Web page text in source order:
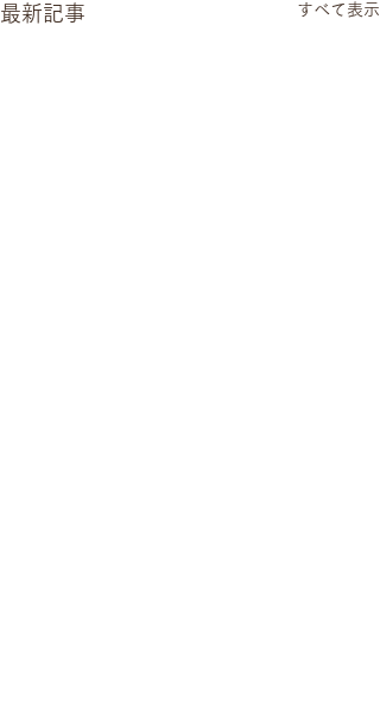
最新記事 すべて表示